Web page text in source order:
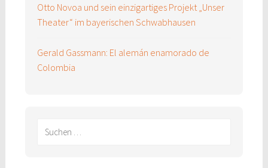
Otto Novoa und sein einzigartiges Projekt „Unser
Theater“ im bayerischen Schwabhausen
Gerald Gassmann: El alemán enamorado de
Colombia